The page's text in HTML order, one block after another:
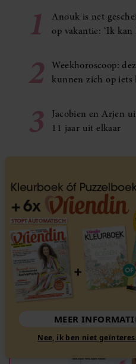
1
Anouk is net
op vakantie: ‘Ik
2
Weekhoroscoop:
kunnen zich op iets
3
Jacobien en Arjen
11 jaar uit elkaar
4
Makelaar Mandy:
5 Makelaar Mandy:
Hij sprak eng kalm’
MEER
Nee, ik ben niet